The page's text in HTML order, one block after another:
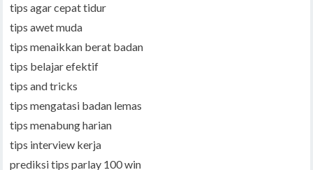
tips agar cepat tidur
tips awet muda
tips menaikkan berat badan
tips belajar efektif
tips and tricks
tips mengatasi badan lemas
tips menabung harian
tips interview kerja
prediksi tips parlay 100 win